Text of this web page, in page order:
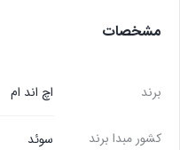
مشخصات
برند اچ اند ام
کشور مبدا برند سوئد